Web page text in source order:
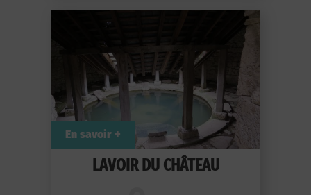
LAVOIR DU CHÂTEAU
En savoir +